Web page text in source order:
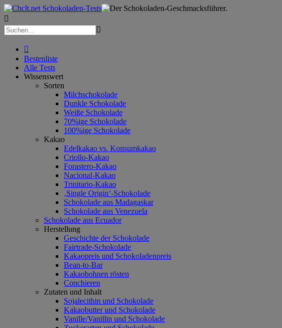



Bestenliste
Alle Tests
Wissenswert
Sorten
Milchschokolade
Dunkle Schokolade
Weiße Schokolade
70%ige Schokolade
100%ige Schokolade
Kakao
Edelkakao vs. Konsumkakao
Criollo-Kakao
Forastero-Kakao
Nacional-Kakao
Trinitario-Kakao
‚Single Origin‘-Schokolade
Schokolade aus Madagaskar
Schokolade aus Venezuela
Schokolade aus Ecuador
Herstellung
Geschichte der Schokolade
Fairtrade-Schokolade
Kakaopreis und Schokoladenpreis
Bean-to-Bar
Kakaobohnen rösten
Conchieren
Zutaten und Inhalt
Sojalecithin und Schokolade
Kakaobutter und Schokolade
Vanille/Vanillin und Schokolade